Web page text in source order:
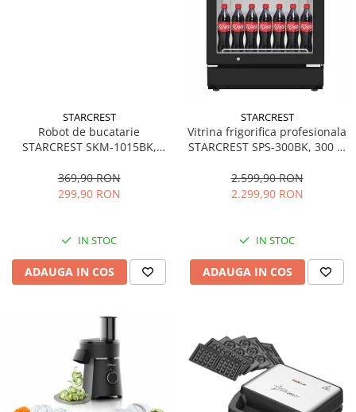
STARCREST
Robot de bucatarie
STARCREST SKM-1015BK,
Accesorii, 10 Viteze + Pulse,
Negru
369,90 RON
299,90 RON
IN STOC
ADAUGA IN COS
STARCREST
Vitrina frigorifica profesionala
STARCREST SPS-300BK, 300 L,
LED, H 169.5 cm, Negru
2.599,90 RON
2.299,90 RON
IN STOC
ADAUGA IN COS